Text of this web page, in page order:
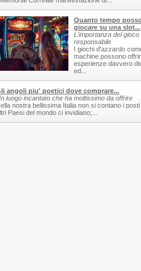
Quanto tempo
giocare su una slot...
L'importanza del gioco
responsabile
I giochi d'azzardo
machine possono
esperienze davvero
ed...
angoli piu' poetici dove comprare...
luogo incantato che ha moltissimo da offrire
nostra bellissima Italia non si contano i
Paesi del mondo ci invidiano;...